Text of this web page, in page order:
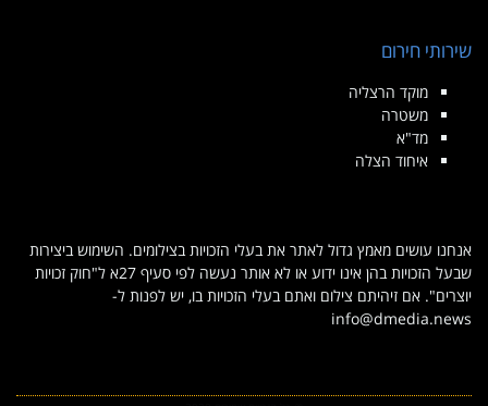
שירותי חירום
מוקד הרצליה
משטרה
מד"א
איחוד הצלה
אנחנו עושים מאמץ גדול לאתר את בעלי הזכויות בצילומים. השימוש ביצירות
שבעל הזכויות בהן אינו ידוע או לא אותר נעשה לפי סעיף 27א ל"חוק זכויות
יוצרים". אם זיהיתם צילום ואתם בעלי הזכויות בו, יש לפנות ל-
info@dmedia.news